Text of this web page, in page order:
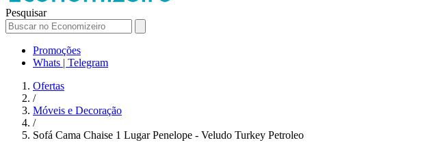
Pesquisar
Promoções
Whats | Telegram
Ofertas
/
Móveis e Decoração
/
Sofá Cama Chaise 1 Lugar Penelope - Veludo Turkey Petroleo